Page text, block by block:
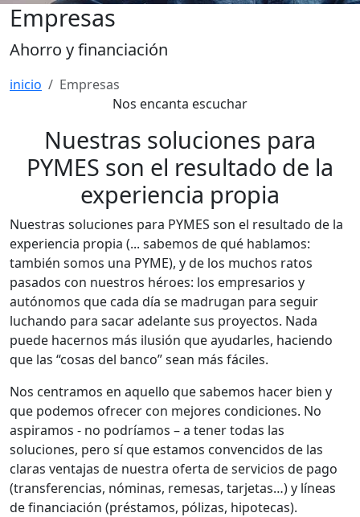
Empresas
Ahorro y financiación
inicio
Empresas
Nos encanta escuchar
Nuestras soluciones para
PYMES son el resultado de la
experiencia propia
Nuestras soluciones para PYMES son el resultado de la
experiencia propia (... sabemos de qué hablamos:
también somos una PYME), y de los muchos ratos
pasados con nuestros héroes: los empresarios y
autónomos que cada día se madrugan para seguir
luchando para sacar adelante sus proyectos. Nada
puede hacernos más ilusión que ayudarles, haciendo
que las “cosas del banco” sean más fáciles.
Nos centramos en aquello que sabemos hacer bien y
que podemos ofrecer con mejores condiciones. No
aspiramos - no podríamos – a tener todas las
soluciones, pero sí que estamos convencidos de las
claras ventajas de nuestra oferta de servicios de pago
(transferencias, nóminas, remesas, tarjetas…) y líneas
de financiación (préstamos, pólizas, hipotecas).